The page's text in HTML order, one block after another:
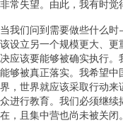
非常失望。由此，我有时觉
当我们问到需要做些什么
该设立另一个规模更大、
决应该要能够被确实执行
能够被真正落实。我希望
界，世界就应该采取行动
众进行教育。我们必须继
在，且集中营也尚未被关闭。